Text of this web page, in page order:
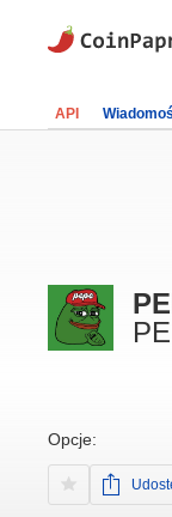
API
Opcje: